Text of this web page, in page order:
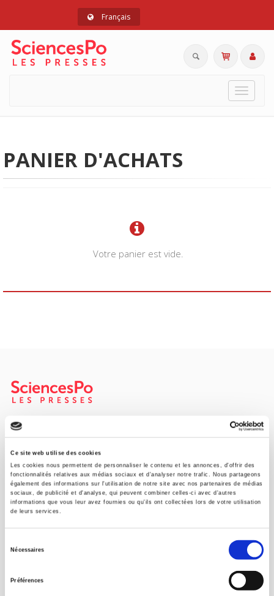
Ce site web utilise des cookies
Les cookies nous permettent de personnaliser le contenu et les annonces, d'offrir des
fonctionnalités relatives aux médias sociaux et d'analyser notre trafic. Nous partageons
également des informations sur l'utilisation de notre site avec nos partenaires de médias
sociaux, de publicité et d'analyse, qui peuvent combiner celles-ci avec d'autres
informations que vous leur avez fournies ou qu'ils ont collectées lors de votre utilisation
de leurs services.
Nécessaires
Préférences
Français
Toggle
PANIER D'ACHATS
Votre panier est vide.
Maison d'édition dédiée aux sciences humaines et sociales, les
Presses de Sciences Po participent depuis leur création en 1976
à la transmission des savoirs et des idées
CONTACTS
FOREIGN RIGHTS
POUR LES LIBRAIRES
CONDITIONS GÉNÉRALES